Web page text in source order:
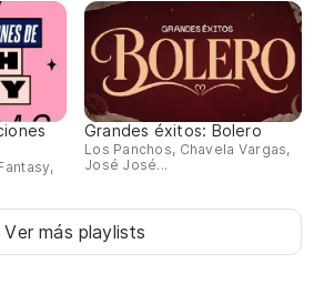
Grandes éxitos: Bolero
Los Panchos, Chavela Vargas,
José José...
Ver más playlists